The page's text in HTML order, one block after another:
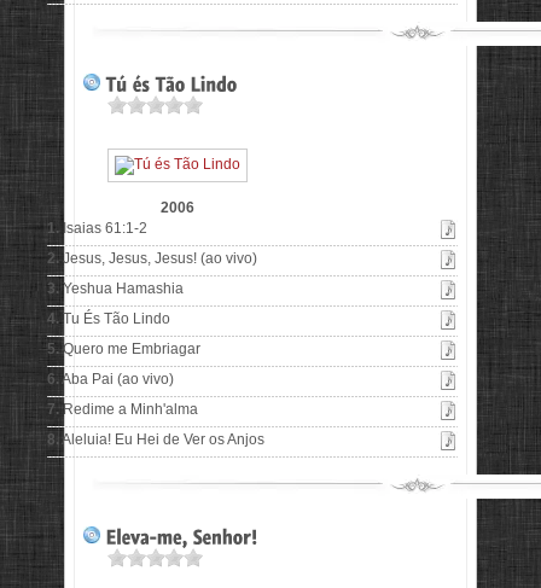
2006
1. Isaias 61:1-2
2. Jesus, Jesus, Jesus! (ao vivo)
3. Yeshua Hamashia
4. Tu És Tão Lindo
5.Quero me Embriagar
6.Aba Pai (ao vivo)
7.Redime a Minh'alma
8. Aleluia! Eu Hei de Ver os Anjos